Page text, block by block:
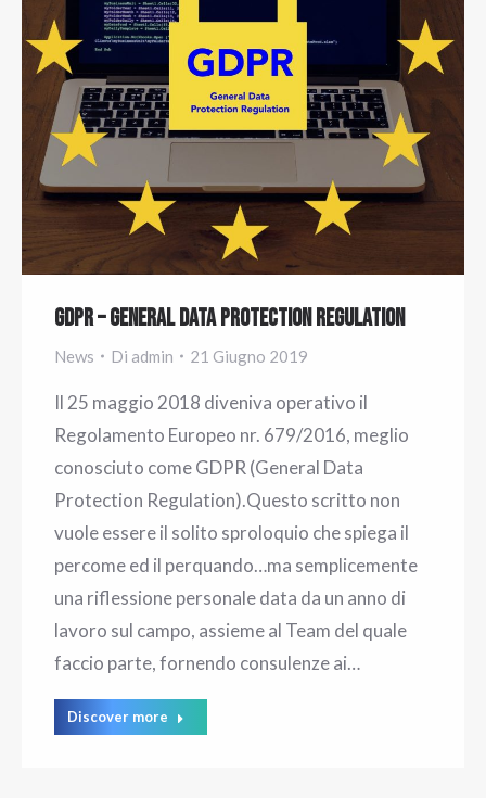
GDPR – General Data Protection Regulation
News Di admin 21 Giugno 2019
Il 25 maggio 2018 diveniva operativo il
Regolamento Europeo nr. 679/2016, meglio
conosciuto come GDPR (General Data
Protection Regulation).Questo scritto non
vuole essere il solito sproloquio che spiega il
percome ed il perquando…ma semplicemente
una riflessione personale data da un anno di
lavoro sul campo, assieme al Team del quale
faccio parte, fornendo consulenze ai…
Discover more